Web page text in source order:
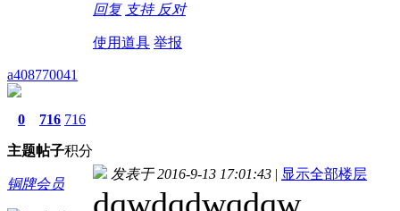
回复 支持 反对
使用道具 举报
a408770041
0
主题
716
帖子
716
积分
铜牌会员
发表于 2016-9-13 17:01:43 | 显示全部楼层